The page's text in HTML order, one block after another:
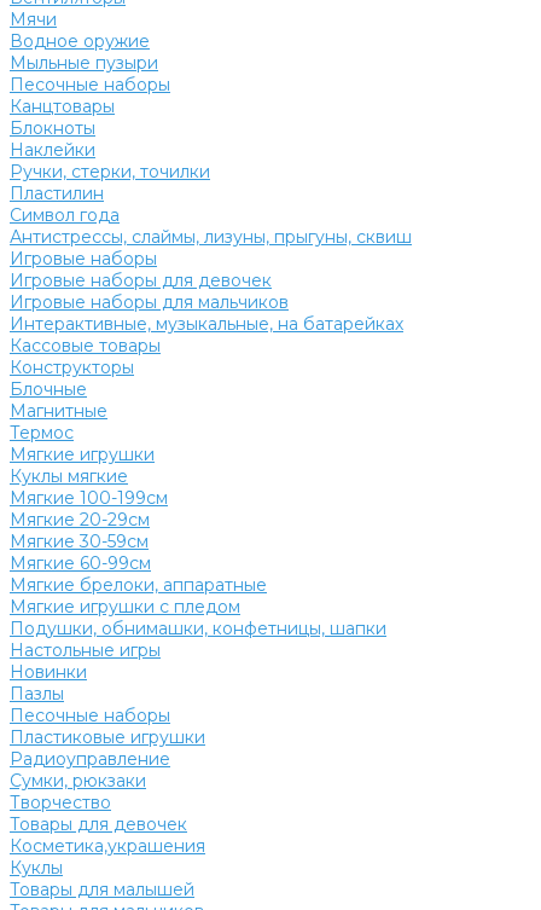
Мячи
Водное оружие
Мыльные пузыри
Песочные наборы
Канцтовары
Блокноты
Наклейки
Ручки, стерки, точилки
Пластилин
Символ года
Антистрессы, слаймы, лизуны, прыгуны, сквиш
Игровые наборы
Игровые наборы для девочек
Игровые наборы для мальчиков
Интерактивные, музыкальные, на батарейках
Кассовые товары
Конструкторы
Блочные
Магнитные
Термос
Мягкие игрушки
Куклы мягкие
Мягкие 100-199см
Мягкие 20-29см
Мягкие 30-59см
Мягкие 60-99см
Мягкие брелоки, аппаратные
Мягкие игрушки с пледом
Подушки, обнимашки, конфетницы, шапки
Настольные игры
Новинки
Пазлы
Песочные наборы
Пластиковые игрушки
Радиоуправление
Сумки, рюкзаки
Творчество
Товары для девочек
Косметика,украшения
Куклы
Товары для малышей